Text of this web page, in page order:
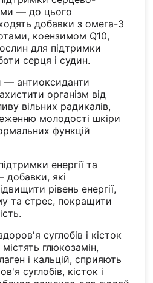
— до цього
добавки з омега-3
коензимом Q10,
для підтримки
серця і судин.
— антиоксиданти
організм від
вільних радикалів,
молодості шкіри
функцій
енергії та
добавки, які
рівень енергії,
та стрес, покращити
суглобів і кісток
глюкозамін,
і кальцій, сприяють
суглобів, кісток і